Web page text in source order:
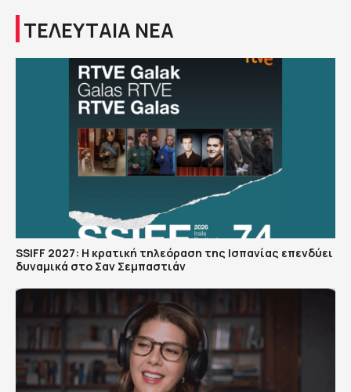
ΤΕΛΕΥΤΑΙΑ ΝΕΑ
SSIFF 2027: Η κρατική τηλεόραση της Ισπανίας επενδύει
δυναμικά στο Σαν Σεμπαστιάν